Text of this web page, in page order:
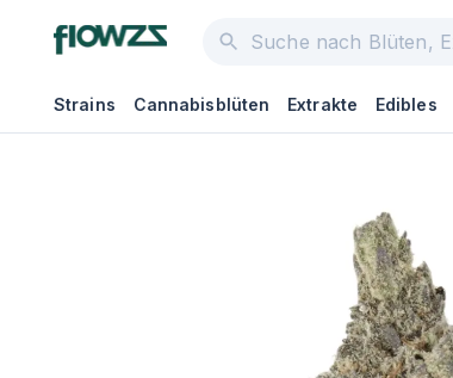
Strains Cannabisblüten Extrakte Edibles